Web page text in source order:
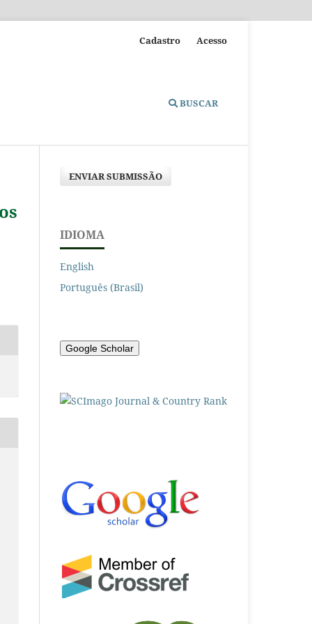
BUSCAR
Cadastro Acesso
ENVIAR SUBMISSÃO
IDIOMA
English
Português (Brasil)
Google Scholar